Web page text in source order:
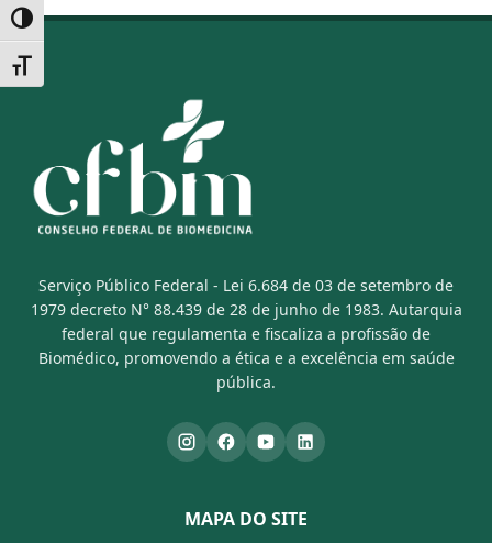
Alternar alto contraste
Alternar tamanho da fonte
Serviço Público Federal - Lei 6.684 de 03 de setembro de
1979 decreto N° 88.439 de 28 de junho de 1983. Autarquia
federal que regulamenta e fiscaliza a profissão de
Biomédico, promovendo a ética e a excelência em saúde
pública.
MAPA DO SITE